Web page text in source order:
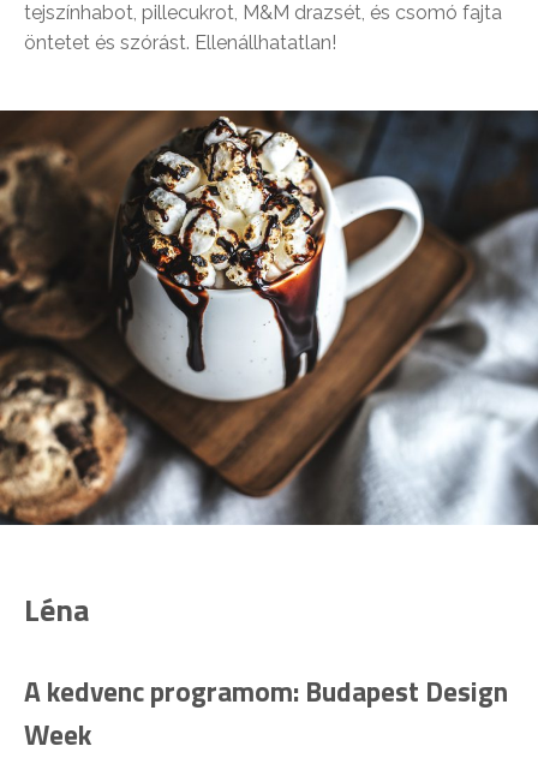
tejszínhabot, pillecukrot, M&M drazsét, és csomó fajta
öntetet és szórást. Ellenállhatatlan!
Léna
A kedvenc programom: Budapest Design
Week